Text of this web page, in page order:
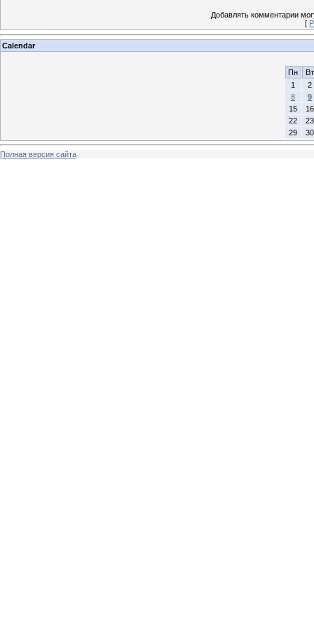
Добавлять комментарии
[
Calendar
Пн
Вт
1
2
8
9
15
16
22
23
29
30
Полная версия сайта